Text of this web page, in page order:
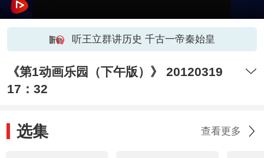
听王立群讲历史 千古一帝秦始皇
《第1动画乐园（下午版）》 20120319
17：32
选集 查看更多